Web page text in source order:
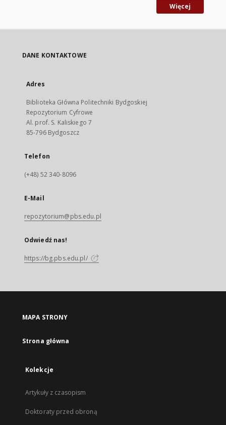
Więcej
DANE KONTAKTOWE
Adres
Biblioteka Główna Politechniki Bydgoskiej
Repozytorium Cyfrowe
Al. prof. S. Kaliskiego 7
85-796 Bydgoszcz
Telefon
(+48) 52 340-8096
E-Mail
repozytorium@pbs.edu.pl
Odwiedź nas!
https://bg.pbs.edu.pl/
MAPA STRONY
Strona główna
Kolekcje
Artykuły z czasopism
Doktoraty przed obroną